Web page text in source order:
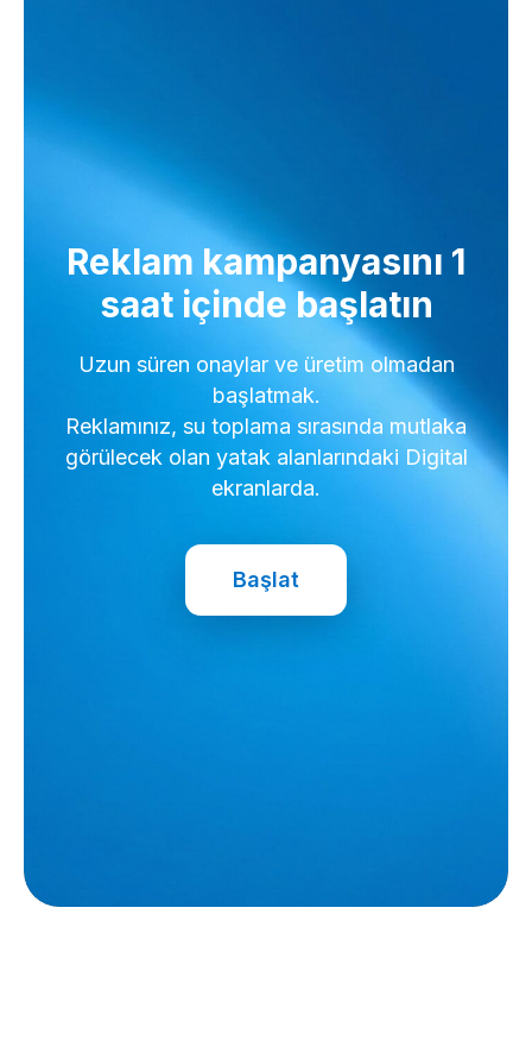
Reklam kampanyasını 1
saat içinde başlatın
Uzun süren onaylar ve üretim olmadan
başlatmak.
Reklamınız, su toplama sırasında mutlaka
görülecek olan yatak alanlarındaki Digital
ekranlarda.
Başlat